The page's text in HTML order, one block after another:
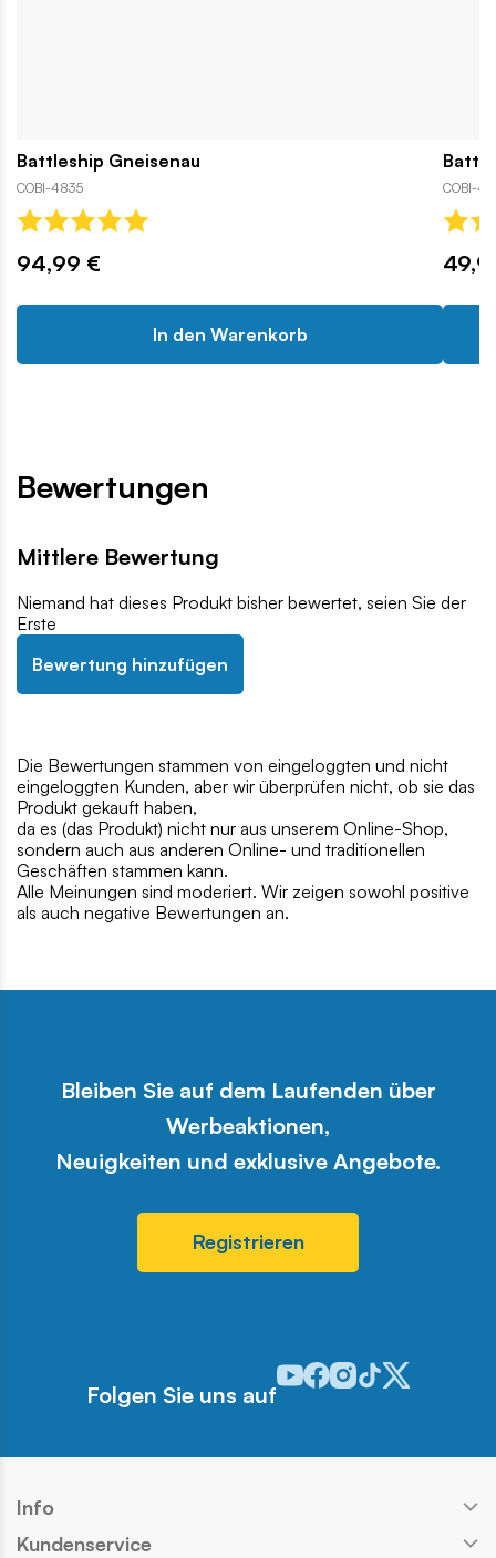
Battleship Gneisenau
COBI-4835
94,99 €
In den Warenkorb
COBI-
Bewertungen
Mittlere Bewertung
Niemand hat dieses Produkt bisher bewertet, seien Sie der
Erste
Bewertung hinzufügen
Die Bewertungen stammen von eingeloggten und nicht
eingeloggten Kunden, aber wir überprüfen nicht, ob sie das
Produkt gekauft haben,
da es (das Produkt) nicht nur aus unserem Online-Shop,
sondern auch aus anderen Online- und traditionellen
Geschäften stammen kann.
Alle Meinungen sind moderiert. Wir zeigen sowohl positive
als auch negative Bewertungen an.
Bleiben Sie auf dem Laufenden über
Werbeaktionen,
Neuigkeiten und exklusive Angebote.
Registrieren
Folgen Sie uns auf
Odwiedź nasz profil w
Odwiedź nasz profil w
Odwiedź nasz profil w
Odwiedź nasz
Odwiedź nasz
Info
Kundenservice